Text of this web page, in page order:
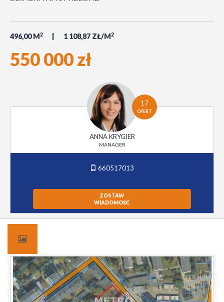
496,00 M2 1 108,87 ZŁ/M2
550 000 zł
17
OFERT
ANNA KRYGIER
MANAGER
660517013
ZOSTAW
WIADOMOŚĆ